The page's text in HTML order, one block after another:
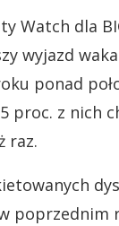
Watch dla
wyjazd
ponad
proc. z nich
raz.
poprzednim